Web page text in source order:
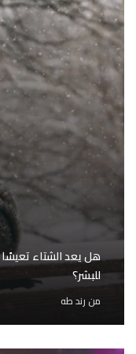
هل يعد الشتاء تعيسًا
للبشر؟
من رند طه